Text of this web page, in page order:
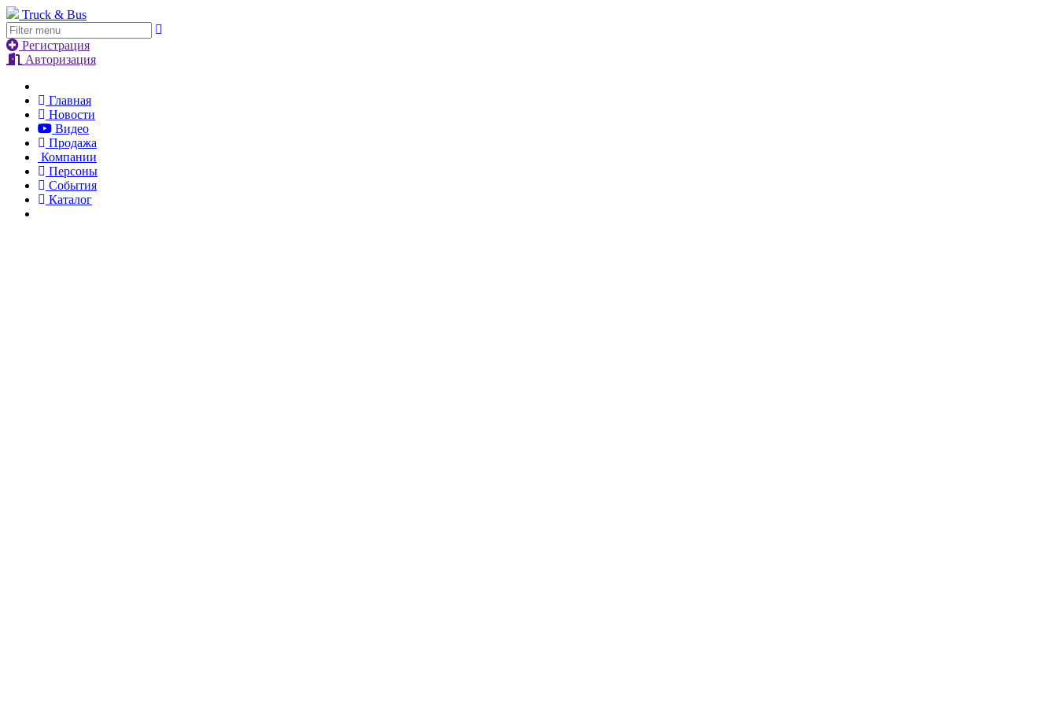
Truck & Bus
Регистрация
Авторизация
Главная
Новости
Видео
Продажа
Компании
Персоны
События
Каталог